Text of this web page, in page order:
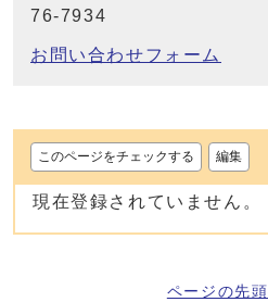
76-7934
お問い合わせフォーム
このページをチェックする 編集
現在登録されていません。
ページの先